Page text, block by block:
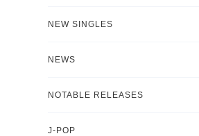
NEW SINGLES
NEWS
NOTABLE RELEASES
J-POP